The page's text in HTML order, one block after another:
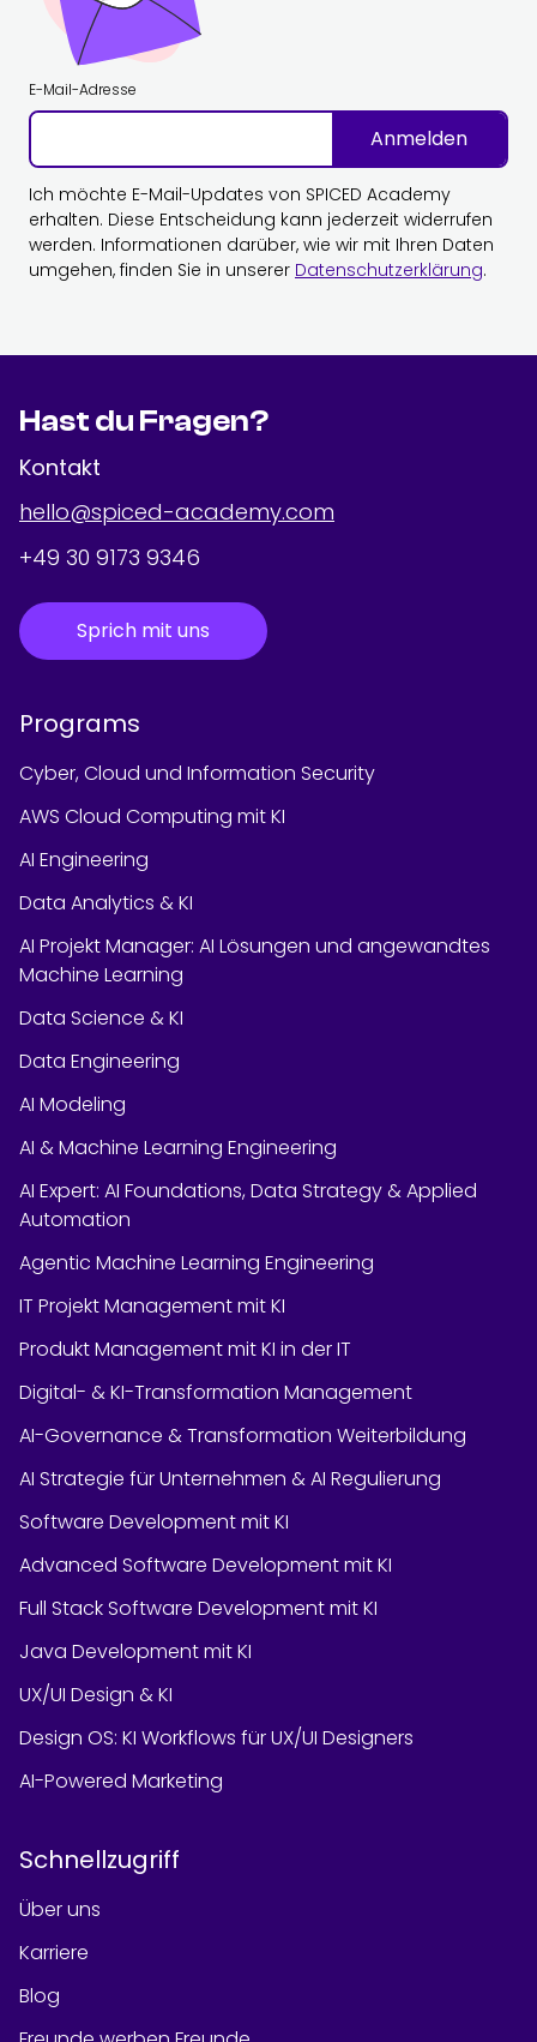
E-Mail-Adresse
Anmelden
Ich möchte E-Mail-Updates von SPICED Academy
erhalten. Diese Entscheidung kann jederzeit widerrufen
werden. Informationen darüber, wie wir mit Ihren Daten
umgehen, finden Sie in unserer Datenschutzerklärung.
Hast du Fragen?
Kontakt
hello@spiced-academy.com
+49 30 9173 9346
Sprich mit uns
Programs
Cyber, Cloud und Information Security
AWS Cloud Computing mit KI
AI Engineering
Data Analytics & KI
AI Projekt Manager: AI Lösungen und angewandtes
Machine Learning
Data Science & KI
Data Engineering
AI Modeling
AI & Machine Learning Engineering
AI Expert: AI Foundations, Data Strategy & Applied
Automation
Agentic Machine Learning Engineering
IT Projekt Management mit KI
Produkt Management mit KI in der IT
Digital- & KI-Transformation Management
AI-Governance & Transformation Weiterbildung
AI Strategie für Unternehmen & AI Regulierung
Software Development mit KI
Advanced Software Development mit KI
Full Stack Software Development mit KI
Java Development mit KI
UX/UI Design & KI
Design OS: KI Workflows für UX/UI Designers
AI-Powered Marketing
Schnellzugriff
Über uns
Karriere
Blog